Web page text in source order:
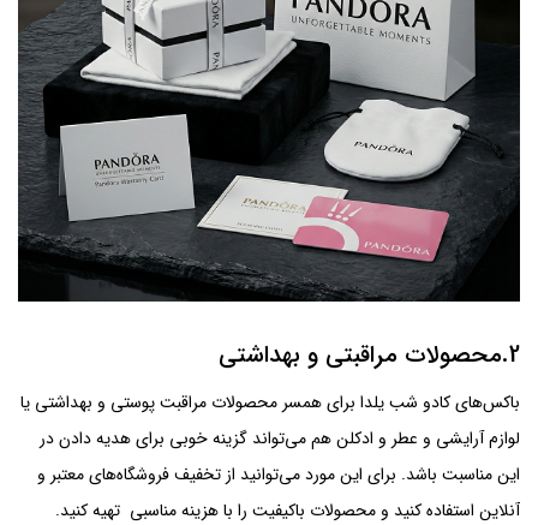
2.محصولات مراقبتی و بهداشتی
باکس‌های کادو شب یلدا برای همسر محصولات مراقبت پوستی و بهداشتی یا
لوازم آرایشی و عطر و ادکلن هم می‌تواند گزینه خوبی برای هدیه دادن در
این مناسبت باشد. برای این مورد می‌توانید از تخفیف فروشگاه‌های معتبر و
آنلاین استفاده کنید و محصولات باکیفیت را با هزینه مناسبی تهیه کنید.